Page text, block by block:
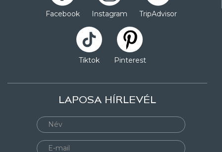
Facebook Instagram TripAdvisor
Tiktok Pinterest
LAPOSA HÍRLEVÉL